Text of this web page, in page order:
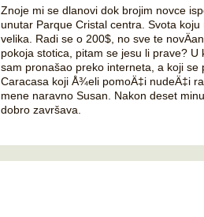
Znoje mi se dlanovi dok brojim novce
unutar Parque Cristal centra. Svota koju
velika. Radi se o 200$, no sve te
pokoja stotica, pitam se jesu li prave? U
sam pronašao preko interneta, a koji se
Caracasa koji Å¾eli pomoÄ‡i nudeÄ‡i
mene naravno Susan. Nakon deset
dobro završava.